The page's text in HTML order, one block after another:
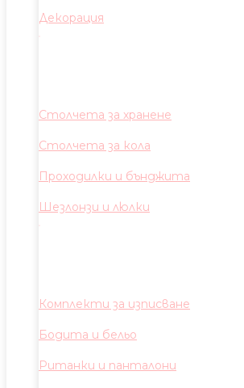
Декорация
Столчета за хранене
Столчета за кола
Проходилки и бънджита
Шезлонзи и люлки
Комплекти за изписване
Бодита и бельо
Ританки и панталони